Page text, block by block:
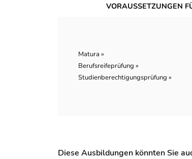
VORAUSSETZUNGEN
Matura »
Berufsreifeprüfung »
Studienberechtigungsprüfung »
Diese Ausbildungen könnten Sie